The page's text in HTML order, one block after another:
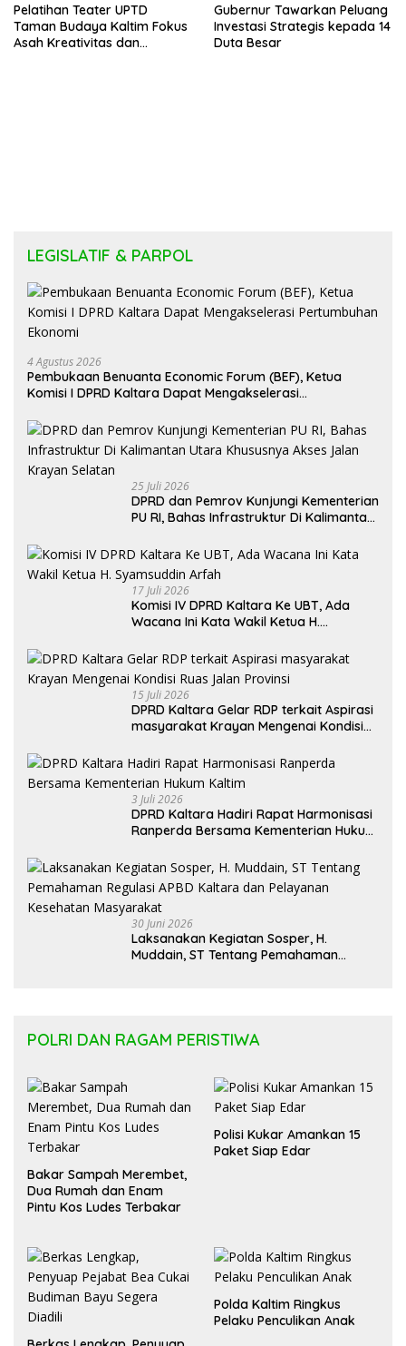
Pelatihan Teater UPTD
Taman Budaya Kaltim Fokus
Asah Kreativitas dan
Gubernur Tawarkan Peluang
Investasi Strategis kepada 14
Duta Besar
LEGISLATIF & PARPOL
4 Agustus 2026
Pembukaan Benuanta Economic Forum (BEF), Ketua
Komisi I DPRD Kaltara Dapat Mengakselerasi
25 Juli 2026
DPRD dan Pemrov Kunjungi Kementerian
PU RI, Bahas Infrastruktur Di Kalimantan
Selatan
17 Juli 2026
Komisi IV DPRD Kaltara Ke UBT, Ada
Wacana Ini Kata Wakil Ketua H.
15 Juli 2026
DPRD Kaltara Gelar RDP terkait Aspirasi
masyarakat Krayan Mengenai Kondisi
3 Juli 2026
DPRD Kaltara Hadiri Rapat Harmonisasi
Ranperda Bersama Kementerian Hukum
30 Juni 2026
Laksanakan Kegiatan Sosper, H.
Muddain, ST Tentang Pemahaman
POLRI DAN RAGAM PERISTIWA
Bakar Sampah Merembet,
Dua Rumah dan Enam
Pintu Kos Ludes Terbakar
Polisi Kukar Amankan 15
Paket Siap Edar
Polda Kaltim Ringkus
Pelaku Penculikan Anak